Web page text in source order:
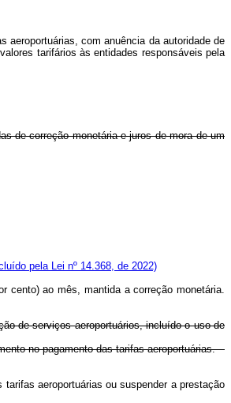
aeroportuárias, com anuência da autoridade de
tarifários às entidades responsáveis pela
de correção monetária e juros de mora de um
pela Lei nº 14.368, de 2022)
cento) ao mês, mantida a correção monetária.
de serviços aeroportuários, incluído o uso de
no pagamento das tarifas aeroportuárias.
aeroportuárias ou suspender a prestação